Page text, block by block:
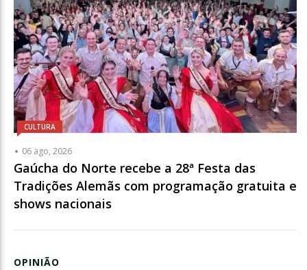
CULTURA
06 ago, 2026
Gaúcha do Norte recebe a 28ª Festa das
Tradições Alemãs com programação gratuita e
shows nacionais
OPINIÃO